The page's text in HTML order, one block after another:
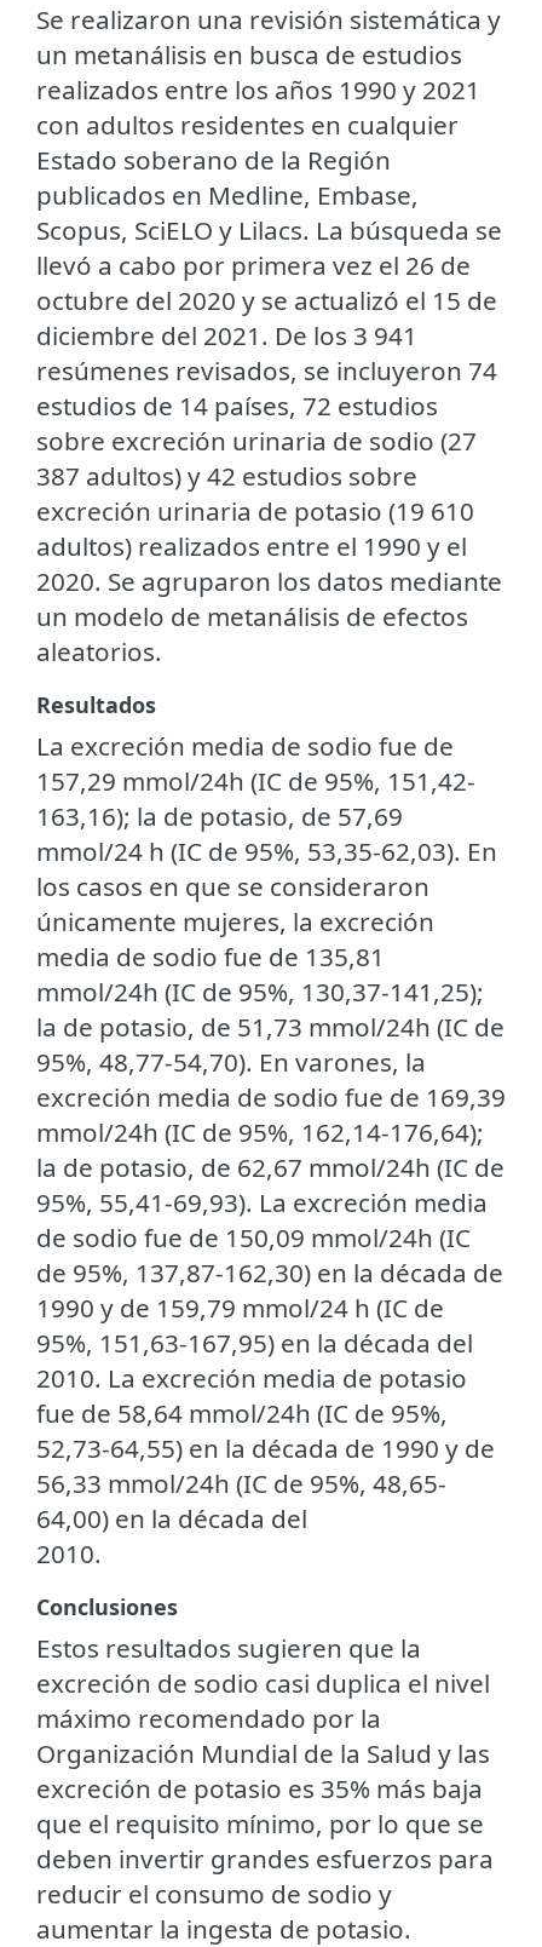
Se realizaron una revisión sistemática y
un metanálisis en busca de estudios
realizados entre los años 1990 y 2021
con adultos residentes en cualquier
Estado soberano de la Región
publicados en Medline, Embase,
Scopus, SciELO y Lilacs. La búsqueda se
llevó a cabo por primera vez el 26 de
octubre del 2020 y se actualizó el 15 de
diciembre del 2021. De los 3 941
resúmenes revisados, se incluyeron 74
estudios de 14 países, 72 estudios
sobre excreción urinaria de sodio (27
387 adultos) y 42 estudios sobre
excreción urinaria de potasio (19 610
adultos) realizados entre el 1990 y el
2020. Se agruparon los datos mediante
un modelo de metanálisis de efectos
aleatorios.
Resultados
La excreción media de sodio fue de
157,29 mmol/24h (IC de 95%, 151,42-
163,16); la de potasio, de 57,69
mmol/24 h (IC de 95%, 53,35-62,03). En
los casos en que se consideraron
únicamente mujeres, la excreción
media de sodio fue de 135,81
mmol/24h (IC de 95%, 130,37-141,25);
la de potasio, de 51,73 mmol/24h (IC de
95%, 48,77-54,70). En varones, la
excreción media de sodio fue de 169,39
mmol/24h (IC de 95%, 162,14-176,64);
la de potasio, de 62,67 mmol/24h (IC de
95%, 55,41-69,93). La excreción media
de sodio fue de 150,09 mmol/24h (IC
de 95%, 137,87-162,30) en la década de
1990 y de 159,79 mmol/24 h (IC de
95%, 151,63-167,95) en la década del
2010. La excreción media de potasio
fue de 58,64 mmol/24h (IC de 95%,
52,73-64,55) en la década de 1990 y de
56,33 mmol/24h (IC de 95%, 48,65-
64,00) en la década del
2010.
Conclusiones
Estos resultados sugieren que la
excreción de sodio casi duplica el nivel
máximo recomendado por la
Organización Mundial de la Salud y las
excreción de potasio es 35% más baja
que el requisito mínimo, por lo que se
deben invertir grandes esfuerzos para
reducir el consumo de sodio y
aumentar la ingesta de potasio.